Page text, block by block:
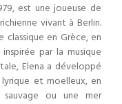
est une joueuse de
vivant à Berlin.
classique en Grèce, en
par la musique
Elena a développé
et moelleux, en
ou une mer